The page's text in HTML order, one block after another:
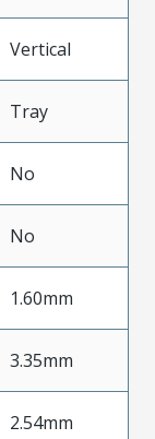
Vertical
Tray
No
No
1.60mm
3.35mm
2.54mm